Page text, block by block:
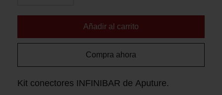
Añadir al carrito
Compra ahora
Kit conectores INFINIBAR de Aputure.